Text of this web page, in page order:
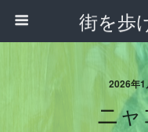
街を歩
2026年
ニ